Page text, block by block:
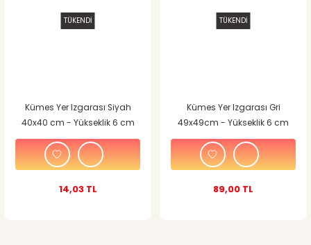
TÜKENDİ
Kümes Yer Izgarası Siyah
40x40 cm - Yükseklik 6 cm
14,03 TL
TÜKENDİ
Kümes Yer Izgarası Gri
49x49cm - Yükseklik 6 cm
89,00 TL